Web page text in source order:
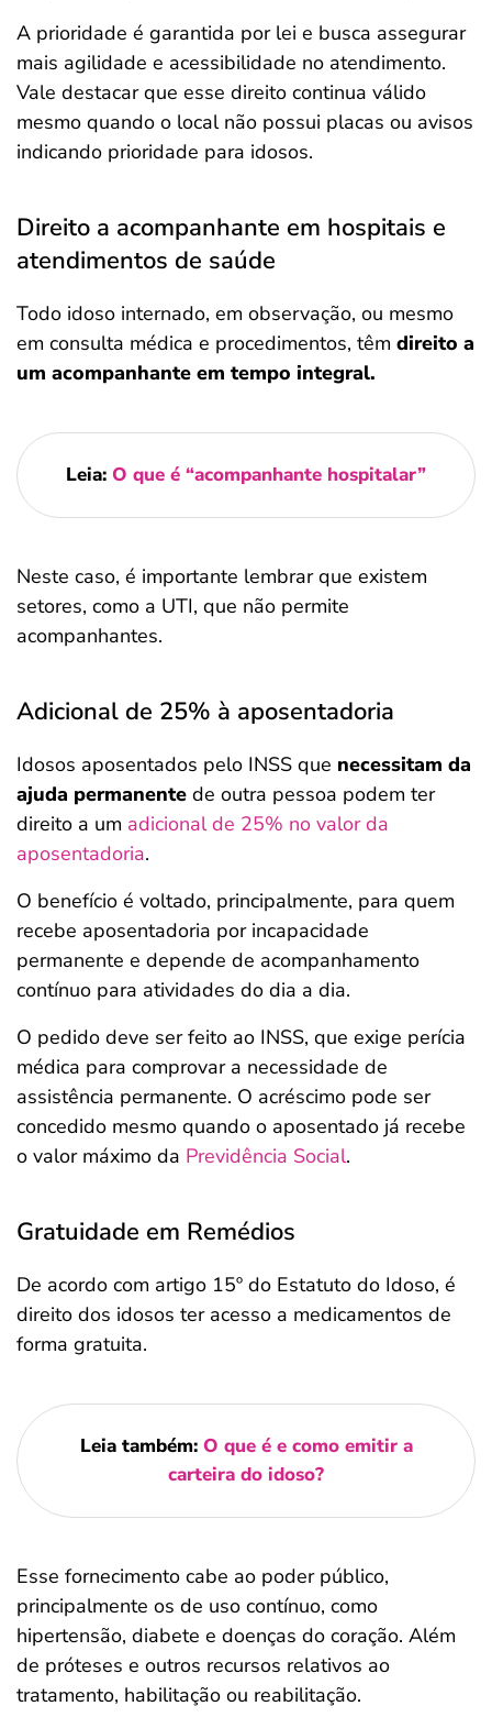
A prioridade é garantida por lei e busca assegurar
mais agilidade e acessibilidade no atendimento.
Vale destacar que esse direito continua válido
mesmo quando o local não possui placas ou avisos
indicando prioridade para idosos.
Direito a acompanhante em hospitais e
atendimentos de saúde
Todo idoso internado, em observação, ou mesmo
em consulta médica e procedimentos, têm direito a
um acompanhante em tempo integral.
Leia: O que é “acompanhante hospitalar”
Neste caso, é importante lembrar que existem
setores, como a UTI, que não permite
acompanhantes.
Adicional de 25% à aposentadoria
Idosos aposentados pelo INSS que necessitam da
ajuda permanente de outra pessoa podem ter
direito a um adicional de 25% no valor da
aposentadoria.
O benefício é voltado, principalmente, para quem
recebe aposentadoria por incapacidade
permanente e depende de acompanhamento
contínuo para atividades do dia a dia.
O pedido deve ser feito ao INSS, que exige perícia
médica para comprovar a necessidade de
assistência permanente. O acréscimo pode ser
concedido mesmo quando o aposentado já recebe
o valor máximo da Previdência Social.
Gratuidade em Remédios
De acordo com artigo 15º do Estatuto do Idoso, é
direito dos idosos ter acesso a medicamentos de
forma gratuita.
Leia também: O que é e como emitir a
carteira do idoso?
Esse fornecimento cabe ao poder público,
principalmente os de uso contínuo, como
hipertensão, diabete e doenças do coração. Além
de próteses e outros recursos relativos ao
tratamento, habilitação ou reabilitação.